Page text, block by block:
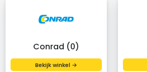
Conrad (0)
Bekijk winkel →